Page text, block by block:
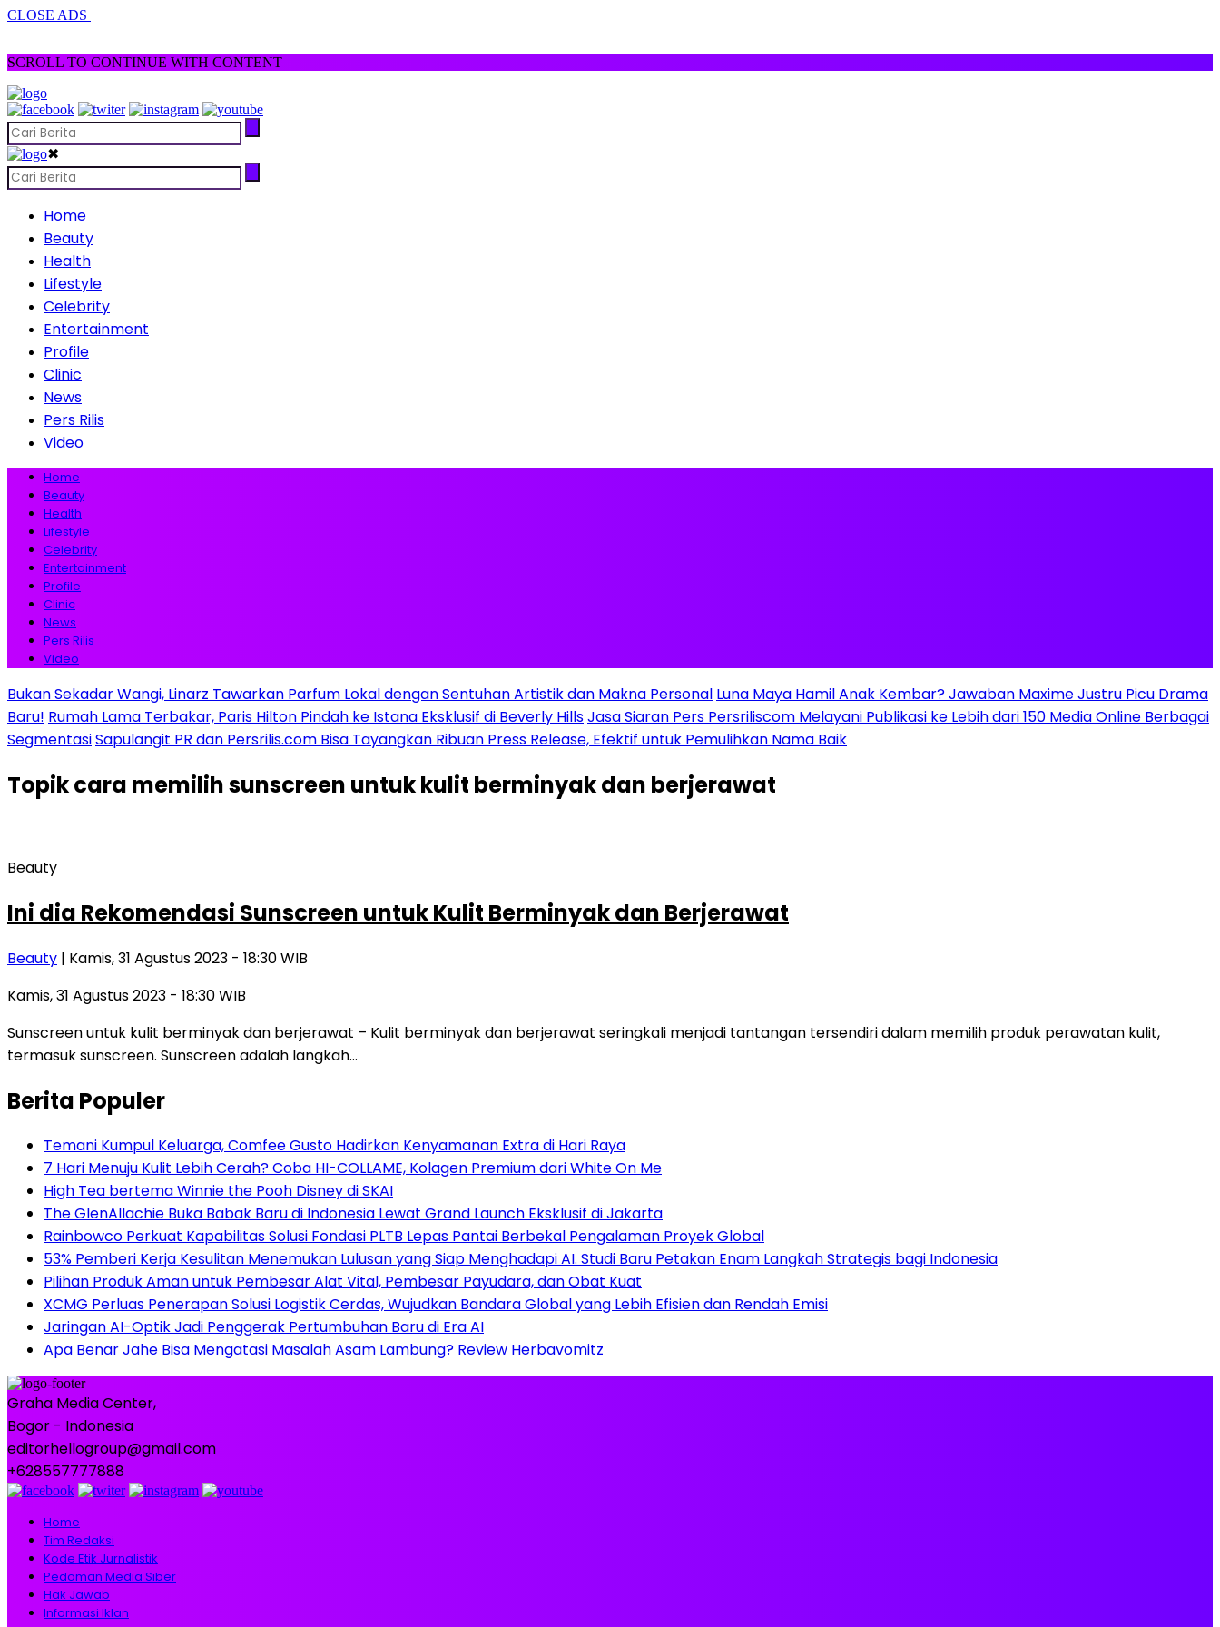
CLOSE ADS
SCROLL TO CONTINUE WITH CONTENT
✖
Home
Beauty
Health
Lifestyle
Celebrity
Entertainment
Profile
Clinic
News
Pers Rilis
Video
Home
Beauty
Health
Lifestyle
Celebrity
Entertainment
Profile
Clinic
News
Pers Rilis
Video
Bukan Sekadar Wangi, Linarz Tawarkan Parfum Lokal dengan Sentuhan Artistik dan Makna Personal Luna Maya Hamil Anak Kembar? Jawaban Maxime Justru Picu Drama
Baru! Rumah Lama Terbakar, Paris Hilton Pindah ke Istana Eksklusif di Beverly HillsJasa Siaran Pers Persriliscom Melayani Publikasi ke Lebih dari 150 Media Online Berbagai
SegmentasiSapulangit PR dan Persrilis.com Bisa Tayangkan Ribuan Press Release, Efektif untuk Pemulihkan Nama Baik
Topikcara memilih sunscreen untuk kulit berminyak dan berjerawat
Beauty
Ini dia Rekomendasi Sunscreen untuk Kulit Berminyak dan Berjerawat
Beauty | Kamis, 31 Agustus 2023 - 18:30 WIB
Kamis, 31 Agustus 2023 - 18:30 WIB
Sunscreen untuk kulit berminyak dan berjerawat – Kulit berminyak dan berjerawat seringkali menjadi tantangan tersendiri dalam memilih produk perawatan kulit,
termasuk sunscreen. Sunscreen adalah langkah…
Berita Populer
Temani Kumpul Keluarga, Comfee Gusto Hadirkan Kenyamanan Extra di Hari Raya
7 Hari Menuju Kulit Lebih Cerah? Coba HI-COLLAME, Kolagen Premium dari White On Me
High Tea bertema Winnie the Pooh Disney di SKAI
The GlenAllachie Buka Babak Baru di Indonesia Lewat Grand Launch Eksklusif di Jakarta
Rainbowco Perkuat Kapabilitas Solusi Fondasi PLTB Lepas Pantai Berbekal Pengalaman Proyek Global
53% Pemberi Kerja Kesulitan Menemukan Lulusan yang Siap Menghadapi AI. Studi Baru Petakan Enam Langkah Strategis bagi Indonesia
Pilihan Produk Aman untuk Pembesar Alat Vital, Pembesar Payudara, dan Obat Kuat
XCMG Perluas Penerapan Solusi Logistik Cerdas, Wujudkan Bandara Global yang Lebih Efisien dan Rendah Emisi
Jaringan AI-Optik Jadi Penggerak Pertumbuhan Baru di Era AI
Apa Benar Jahe Bisa Mengatasi Masalah Asam Lambung? Review Herbavomitz
Graha Media Center,
Bogor - Indonesia
editorhellogroup@gmail.com
+628557777888
Home
Tim Redaksi
Kode Etik Jurnalistik
Pedoman Media Siber
Hak Jawab
Informasi Iklan